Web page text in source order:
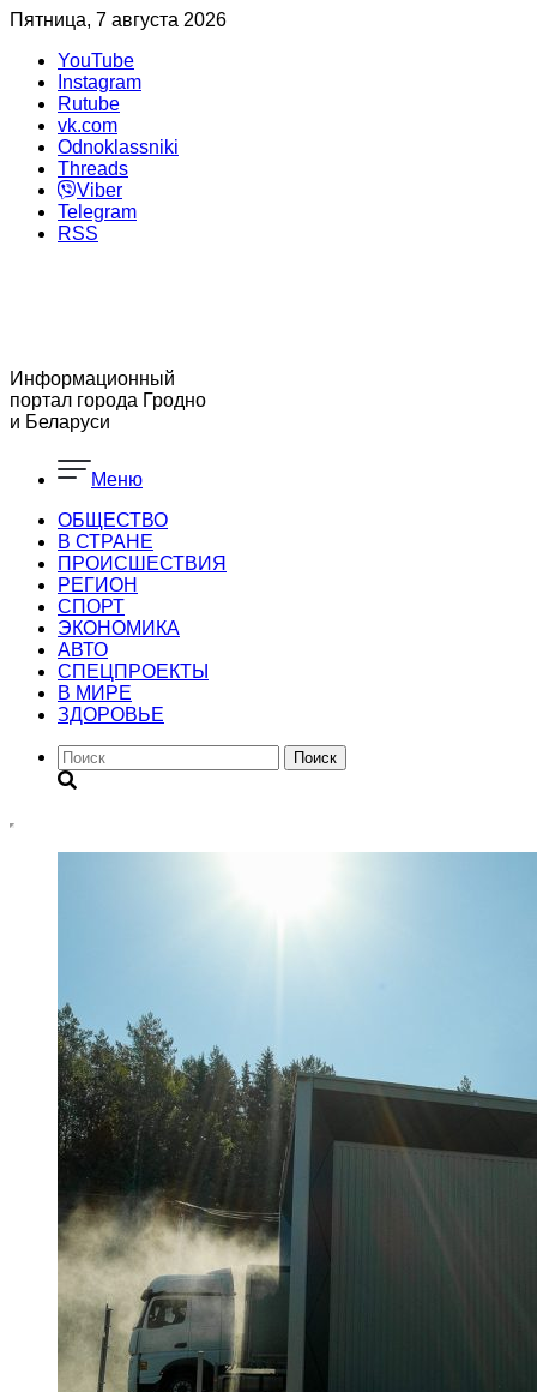
Пятница, 7 августа 2026
YouTube
Instagram
Rutube
vk.com
Odnoklassniki
Threads
Viber
Telegram
RSS
Информационный
портал города Гродно
и Беларуси
Меню
ОБЩЕСТВО
В СТРАНЕ
ПРОИСШЕСТВИЯ
РЕГИОН
CПОРТ
ЭКОНОМИКА
АВТО
СПЕЦПРОЕКТЫ
В МИРЕ
ЗДОРОВЬЕ
Поиск